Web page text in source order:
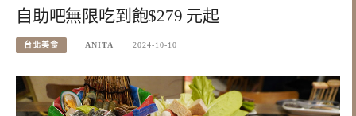
自助吧無限吃到飽$279 元起
台北美食 ANITA 2024-10-10